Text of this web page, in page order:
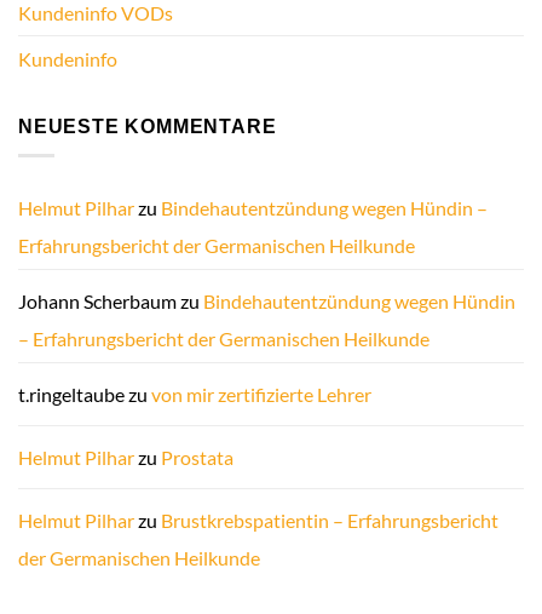
Kundeninfo VODs
Kundeninfo
NEUESTE KOMMENTARE
Helmut Pilharzu Bindehautentzündung wegen Hündin –
Erfahrungsbericht der Germanischen Heilkunde
Johann Scherbaumzu Bindehautentzündung wegen Hündin
– Erfahrungsbericht der Germanischen Heilkunde
t.ringeltaubezu von mir zertifizierte Lehrer
Helmut Pilharzu Prostata
Helmut Pilharzu Brustkrebspatientin – Erfahrungsbericht
der Germanischen Heilkunde